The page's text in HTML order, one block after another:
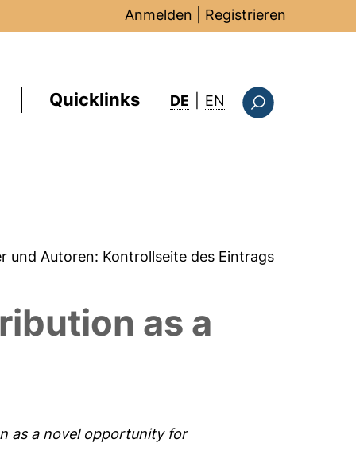
Anmelden Registrieren
Quicklinks DE EN : this page in
und Autoren: Kontrollseite des Eintrags
as a
as a novel opportunity for